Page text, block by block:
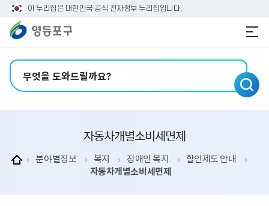
본문 바로가기
주메뉴 바로가기
이 누리집은 대한민국 공식 전자정부 누리집입니다.
자동차개별소비세면제
분야별정보 복지 장애인 복지
할인제도 안내
자동차개별소비세면제